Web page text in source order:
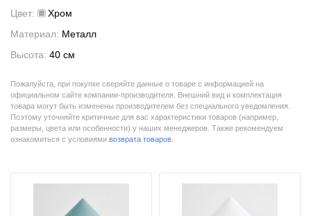
Цвет:
Хром
Материал: Металл
Высота: 40 см
Пожалуйста, при покупке сверяйте данные о товаре с информацией на
официальном сайте компании-производителя. Внешний вид и комплектация
товара могут быть изменены производителем без специального уведомления.
Поэтому уточняйте критичные для вас характеристики товаров (например,
размеры, цвета или особенности) у наших менеджеров. Также рекомендуем
ознакомиться с условиями возврата товаров